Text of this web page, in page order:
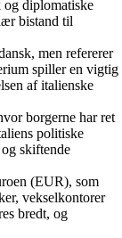
diplomatiske
bistand til
men refererer
spiller en vigtig
af italienske
borgerne har ret
politiske
skiftende
(EUR), som
vekselkontorer
bredt, og